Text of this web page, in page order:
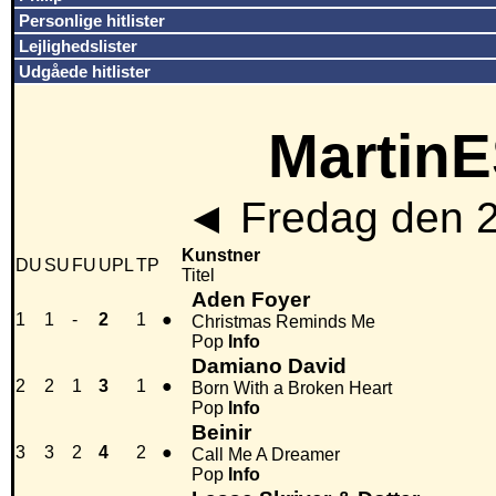
Personlige hitlister
Lejlighedslister
Udgåede hitlister
◄ Fredag den
DU SU FU UPLTP
Kunstner
Titel
1 1 - 2 1 ●
Aden Foyer
Christmas Reminds Me
Pop Info
2 2 1 3 1 ●
Damiano David
Born With a Broken Heart
Pop Info
3 3 2 4 2 ●
Beinir
Call Me A Dreamer
Pop Info